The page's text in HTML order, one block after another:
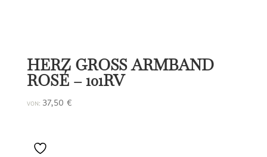
HERZ GROSS ARMBAND
ROSÉ – 101RV
VON: 37,50 €